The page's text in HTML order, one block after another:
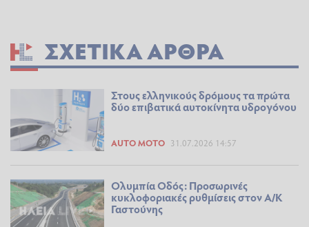
ΣΧΕΤΙΚΆ ΆΡΘΡΑ
Στους ελληνικούς δρόμους τα πρώτα
δύο επιβατικά αυτοκίνητα υδρογόνου
AUTO MOTO 31.07.2026 14:57
Ολυμπία Οδός: Προσωρινές
κυκλοφοριακές ρυθμίσεις στον Α/Κ
Γαστούνης